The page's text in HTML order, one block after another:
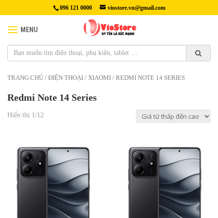
096 121 0000 viostore.vn@gmail.com
MENU
TRANG CHỦ / ĐIỆN THOẠI / XIAOMI / REDMI NOTE 14 SERIES
Redmi Note 14 Series
Hiển thị 1/12
3,290,000₫
Màn hình: OLED, 120Hz,
HDR10+, 2100 nits (đỉnh)
6,67 inch, 107,4 cm2 (~87,4%
tỷ lệ màn hình so với thân máy)
3,490,000₫
Màn hình: OLED, 120Hz,
HDR10+, 2100 nits (đỉnh)
6,67 inch, 107,4 cm2 (~87,4%
tỷ lệ màn hình so với thân máy)